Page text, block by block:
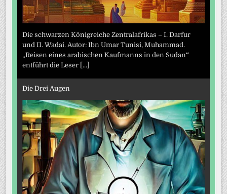
Die schwarzen Königreiche Zentralafrikas – I. Darfur
und II. Wadai. Autor: Ibn Umar Tunisi, Muhammad.
„Reisen eines arabischen Kaufmanns in den Sudan“
entführt die Leser [...]
Die Drei Augen